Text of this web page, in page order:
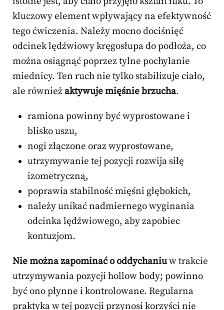
kluczowy element wpływający na efektywność
tego ćwiczenia. Należy mocno dociśnięć
odcinek lędźwiowy kręgosłupa do podłoża, co
można osiągnąć poprzez tylne pochylanie
miednicy. Ten ruch nie tylko stabilizuje ciało,
ale równieżaktywuje mięśnie brzucha.
ramiona powinny być wyprostowane i
blisko uszu,
nogi złączone oraz wyprostowane,
utrzymywanie tej pozycji rozwija siłę
izometryczną,
poprawia stabilność mięśni głębokich,
należy unikać nadmiernego wyginania
odcinka lędźwiowego, aby zapobiec
kontuzjom.
Nie można zapominać o oddychaniuw trakcie
utrzymywania pozycji hollow body; powinno
być ono płynne i kontrolowane. Regularna
praktyka w tej pozycji przynosi korzyści nie